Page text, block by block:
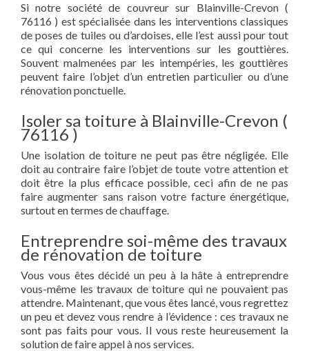
Si notre société de couvreur sur Blainville-Crevon (
76116 ) est spécialisée dans les interventions classiques
de poses de tuiles ou d’ardoises, elle l’est aussi pour tout
ce qui concerne les interventions sur les gouttières.
Souvent malmenées par les intempéries, les gouttières
peuvent faire l’objet d’un entretien particulier ou d’une
rénovation ponctuelle.
Isoler sa toiture à Blainville-Crevon (
76116 )
Une isolation de toiture ne peut pas être négligée. Elle
doit au contraire faire l’objet de toute votre attention et
doit être la plus efficace possible, ceci afin de ne pas
faire augmenter sans raison votre facture énergétique,
surtout en termes de chauffage.
Entreprendre soi-même des travaux
de rénovation de toiture
Vous vous êtes décidé un peu à la hâte à entreprendre
vous-même les travaux de toiture qui ne pouvaient pas
attendre. Maintenant, que vous êtes lancé, vous regrettez
un peu et devez vous rendre à l’évidence : ces travaux ne
sont pas faits pour vous. Il vous reste heureusement la
solution de faire appel à nos services.